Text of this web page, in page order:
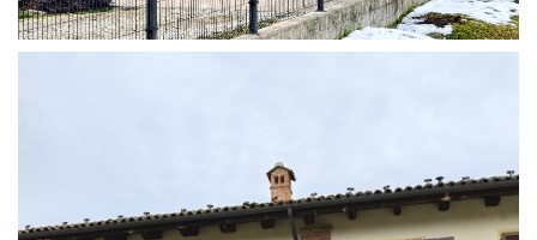
STRUTTURA ADDOSSATA IN LAMELLARE SU MISURA